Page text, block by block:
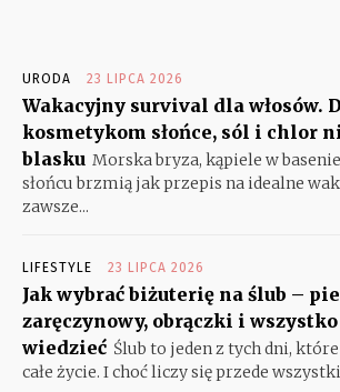
URODA 23 LIPCA 2026
Wakacyjny survival dla włosów.
kosmetykom słońce, sól i chlor
blasku Morska bryza, kąpiele w
słońcu brzmią jak przepis na idealne
zawsze...
LIFESTYLE 23 LIPCA 2026
Jak wybrać biżuterię na ślub –
zaręczynowy, obrączki i
wiedzieć Ślub to jeden z tych dni,
całe życie. I choć liczy się przede